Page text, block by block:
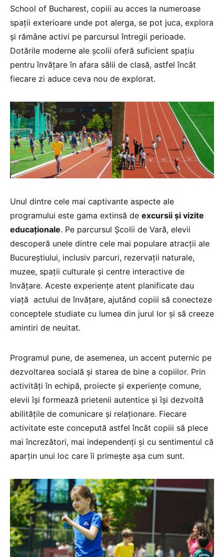
School of Bucharest, copiii au acces la numeroase
spații exterioare unde pot alerga, se pot juca, explora
și rămâne activi pe parcursul întregii perioade.
Dotările moderne ale școlii oferă suficient spațiu
pentru învățare în afara sălii de clasă, astfel încât
fiecare zi aduce ceva nou de explorat.
Unul dintre cele mai captivante aspecte ale
programului este gama extinsă de excursii și vizite
educaționale. Pe parcursul Școlii de Vară, elevii
descoperă unele dintre cele mai populare atracții ale
Bucureștiului, inclusiv parcuri, rezervații naturale,
muzee, spații culturale și centre interactive de
învățare. Aceste experiențe atent planificate dau
viață actului de învățare, ajutând copiii să conecteze
conceptele studiate cu lumea din jurul lor și să creeze
amintiri de neuitat.
Programul pune, de asemenea, un accent puternic pe
dezvoltarea socială și starea de bine a copiilor. Prin
activități în echipă, proiecte și experiențe comune,
elevii își formează prietenii autentice și își dezvoltă
abilitățile de comunicare și relaționare. Fiecare
activitate este concepută astfel încât copiii să plece
mai încrezători, mai independenți și cu sentimentul că
aparțin unui loc care îi primește așa cum sunt.